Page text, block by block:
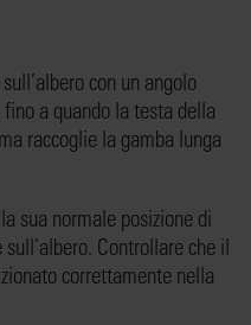
con un angolo
a quando la testa della
raccoglie la gamba lunga
sua normale posizione di
Controllare che il
correttamente nella